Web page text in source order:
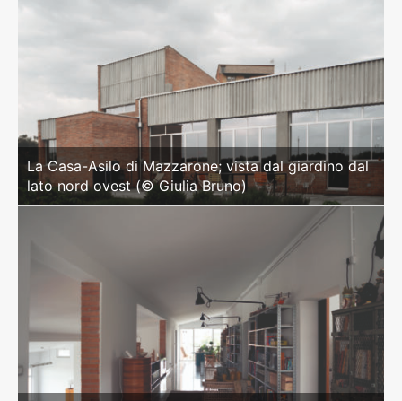
La Casa-Asilo di Mazzarone; vista dal giardino dal
lato nord ovest (© Giulia Bruno)